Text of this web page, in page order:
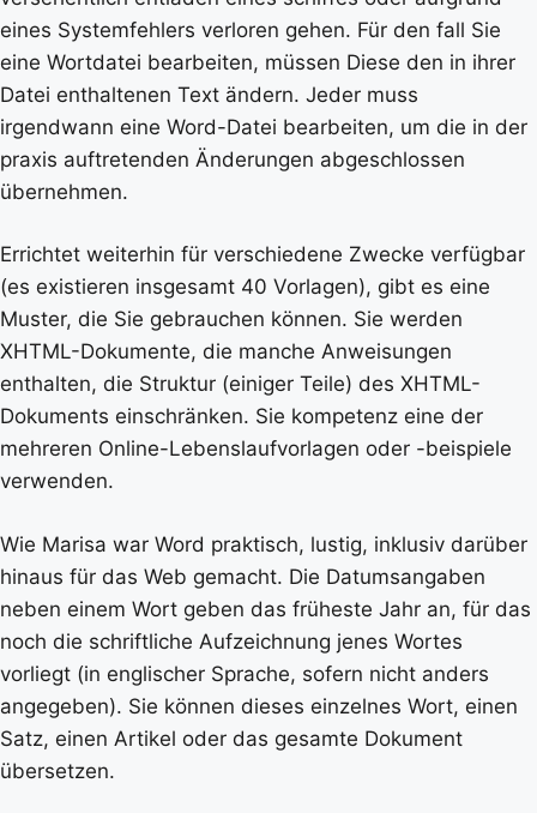
eines Systemfehlers verloren gehen. Für den fall Sie
eine Wortdatei bearbeiten, müssen Diese den in ihrer
Datei enthaltenen Text ändern. Jeder muss
irgendwann eine Word-Datei bearbeiten, um die in der
praxis auftretenden Änderungen abgeschlossen
übernehmen.
Errichtet weiterhin für verschiedene Zwecke verfügbar
(es existieren insgesamt 40 Vorlagen), gibt es eine
Muster, die Sie gebrauchen können. Sie werden
XHTML-Dokumente, die manche Anweisungen
enthalten, die Struktur (einiger Teile) des XHTML-
Dokuments einschränken. Sie kompetenz eine der
mehreren Online-Lebenslaufvorlagen oder -beispiele
verwenden.
Wie Marisa war Word praktisch, lustig, inklusiv darüber
hinaus für das Web gemacht. Die Datumsangaben
neben einem Wort geben das früheste Jahr an, für das
noch die schriftliche Aufzeichnung jenes Wortes
vorliegt (in englischer Sprache, sofern nicht anders
angegeben). Sie können dieses einzelnes Wort, einen
Satz, einen Artikel oder das gesamte Dokument
übersetzen.